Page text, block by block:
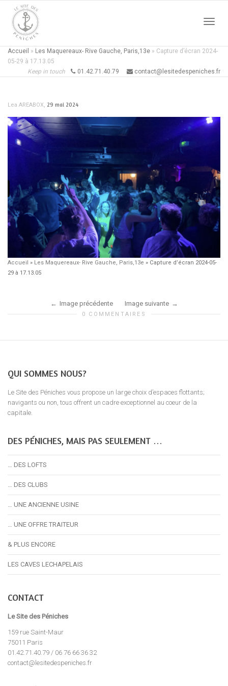
Accueil » Les Maquereaux- Rive Gauche, Paris,13e » Capture d’écran 2024-
05-29 à 17.13.05
Keep in touch
01.42.71.40.79 contact@lesitedespeniches.fr
Lea AREABOX, 29 mai 2024
Accueil » Les Maquereaux- Rive Gauche, Paris,13e » Capture d’écran 2024-05-
29 à 17.13.05
Image précédente Image suivante
0 COMMENTAIRES
QUI SOMMES NOUS?
Le Site des Péniches vous propose un large choix d’espaces flottants;
navigants ou non, tous offrent un cadre exceptionnel au coeur de la
capitale.
DES PÉNICHES, MAIS PAS SEULEMENT …
… DES LOFTS
… DES CLUBS
… UNE ANCIENNE USINE
… UNE OFFRE TRAITEUR
& PLUS ENCORE
LES CAVES LECHAPELAIS
CONTACT
Le Site des Péniches
159 rue Saint-Maur
75011 Paris
01.42.71.40.79 / 06 76 66 36 32
contact@lesitedespeniches.fr